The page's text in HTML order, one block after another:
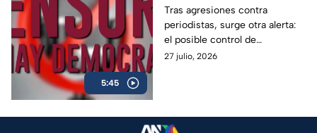
5:45
periodistas enfrentan
una nueva batalla por
la libertad de expresión
Tras agresiones contra
periodistas, surge otra alerta:
el posible control de
contenidos y la disputa por
27 julio, 2026